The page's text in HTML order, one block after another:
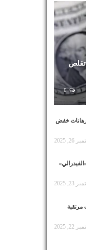
تقلص
0
رهانات خفض
2025
2025
مرتقبة
2025